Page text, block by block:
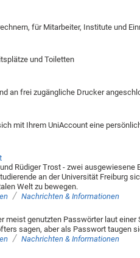
für Mitarbeiter, Institute und
und Toiletten
an frei zugängliche Drucker
mit Ihrem UniAccount eine
Rüdiger Trost - zwei ausgewiesene
an der Universität Freiburg
Welt zu bewegen.
/ Nachrichten & Informationen
meist genutzten Passwörter laut
sagen, aber als Passwort taugen
/ Nachrichten & Informationen